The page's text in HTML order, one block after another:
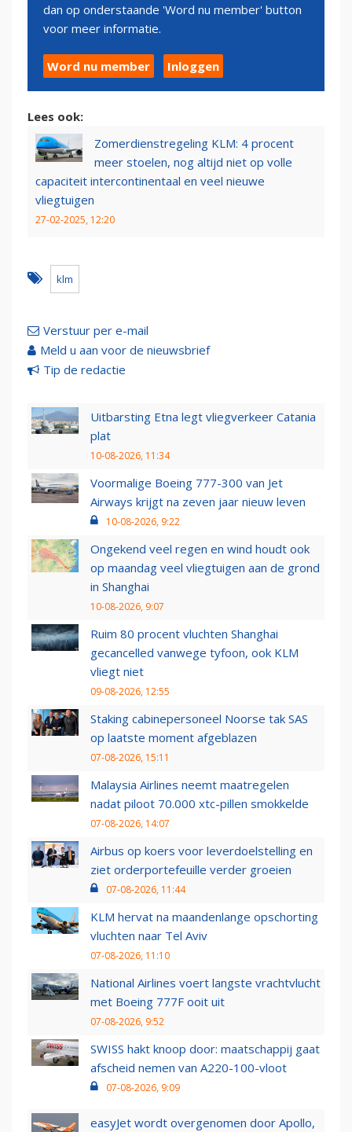
dan op onderstaande 'Word nu member' button
voor meer informatie.
Word nu member Inloggen
Lees ook:
Zomerdienstregeling KLM: 4 procent
meer stoelen, nog altijd niet op volle
capaciteit intercontinentaal en veel nieuwe
vliegtuigen
27-02-2025, 12:20
klm
Verstuur per e-mail
Meld u aan voor de nieuwsbrief
Tip de redactie
Uitbarsting Etna legt vliegverkeer Catania
plat
10-08-2026, 11:34
Voormalige Boeing 777-300 van Jet
Airways krijgt na zeven jaar nieuw leven
10-08-2026, 9:22
Ongekend veel regen en wind houdt ook
op maandag veel vliegtuigen aan de grond
in Shanghai
10-08-2026, 9:07
Ruim 80 procent vluchten Shanghai
gecancelled vanwege tyfoon, ook KLM
vliegt niet
09-08-2026, 12:55
Staking cabinepersoneel Noorse tak SAS
op laatste moment afgeblazen
07-08-2026, 15:11
Malaysia Airlines neemt maatregelen
nadat piloot 70.000 xtc-pillen smokkelde
07-08-2026, 14:07
Airbus op koers voor leverdoelstelling en
ziet orderportefeuille verder groeien
07-08-2026, 11:44
KLM hervat na maandenlange opschorting
vluchten naar Tel Aviv
07-08-2026, 11:10
National Airlines voert langste vrachtvlucht
met Boeing 777F ooit uit
07-08-2026, 9:52
SWISS hakt knoop door: maatschappij gaat
afscheid nemen van A220-100-vloot
07-08-2026, 9:09
easyJet wordt overgenomen door Apollo,